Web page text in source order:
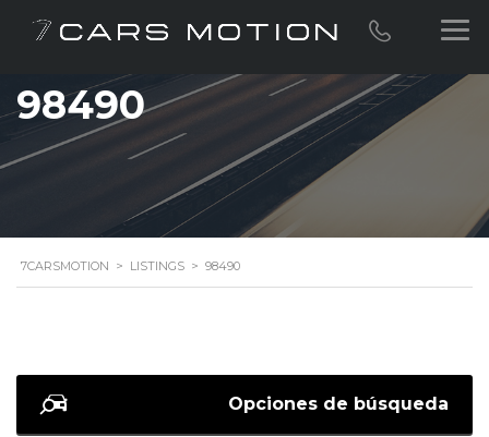
98490
7CARSMOTION > LISTINGS > 98490
Opciones de búsqueda